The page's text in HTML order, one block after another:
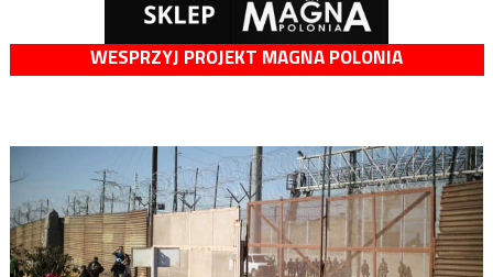
WESPRZYJ PROJEKT MAGNA POLONIA